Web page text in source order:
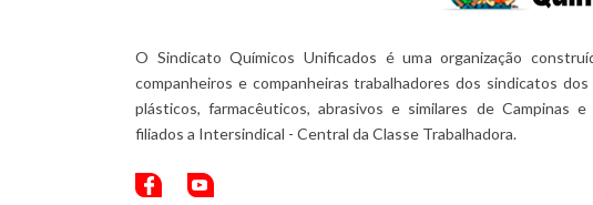
O Sindicato Químicos Unificados é uma organização
companheiros e companheiras trabalhadores dos sindicatos dos
plásticos, farmacêuticos, abrasivos e similares de Campinas e
filiados a Intersindical - Central da Classe Trabalhadora.